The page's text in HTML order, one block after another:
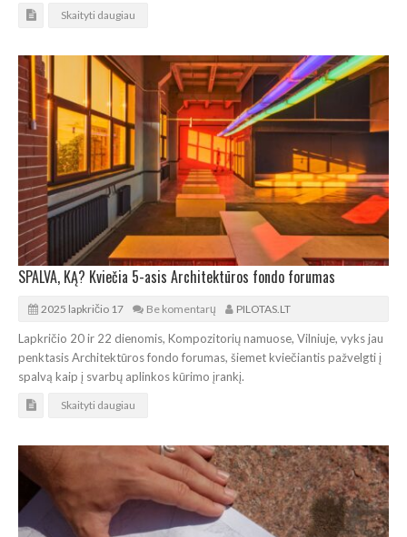
Skaityti daugiau
SPALVA, KĄ? Kviečia 5-asis Architektūros fondo forumas
2025 lapkričio 17 Be komentarų PILOTAS.LT
Lapkričio 20 ir 22 dienomis, Kompozitorių namuose, Vilniuje, vyks jau
penktasis Architektūros fondo forumas, šiemet kviečiantis pažvelgti į
spalvą kaip į svarbų aplinkos kūrimo įrankį.
Skaityti daugiau